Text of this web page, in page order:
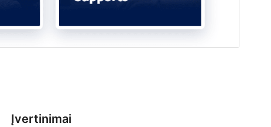
Įvertinimai